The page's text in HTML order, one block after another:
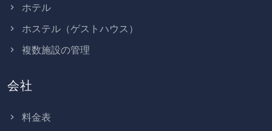
ホテル
ホステル（ゲストハウス）
複数施設の管理
会社
料金表